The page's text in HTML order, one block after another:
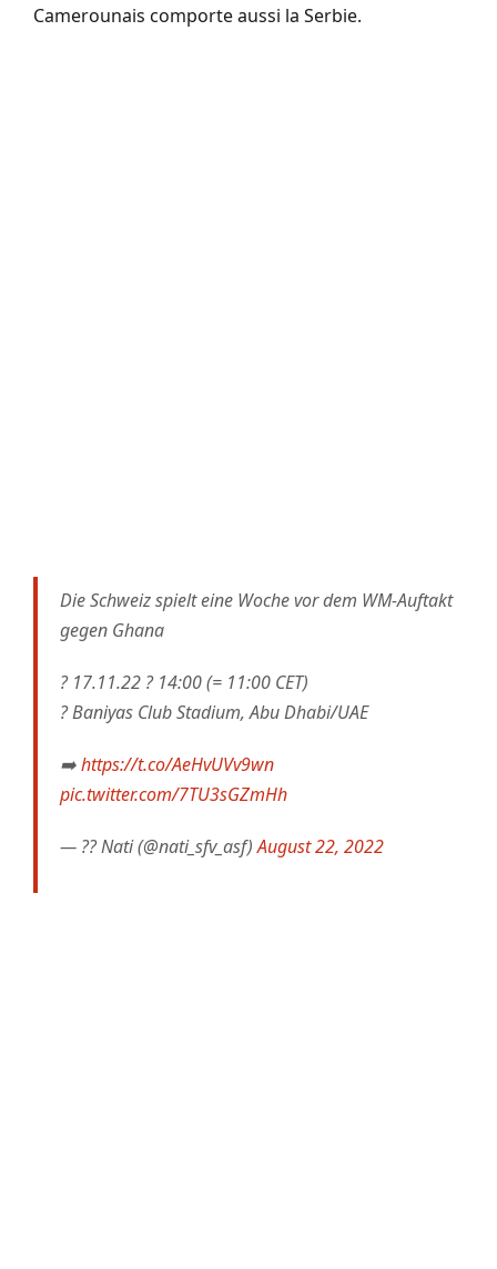
Camerounais comporte aussi la Serbie.
Die Schweiz spielt eine Woche vor dem WM-Auftakt
gegen Ghana
? 17.11.22 ? 14:00 (= 11:00 CET)
?️ Baniyas Club Stadium, Abu Dhabi/UAE
➡️https://t.co/AeHvUVv9wn
pic.twitter.com/7TU3sGZmHh
— ?? Nati (@nati_sfv_asf)August 22, 2022